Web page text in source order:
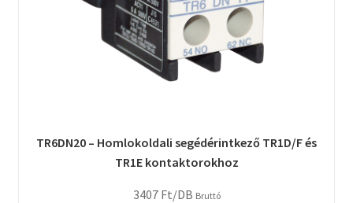
TR6DN20 – Homlokoldali segédérintkező TR1D/F és
TR1E kontaktorokhoz
3407 Ft/DB Bruttó